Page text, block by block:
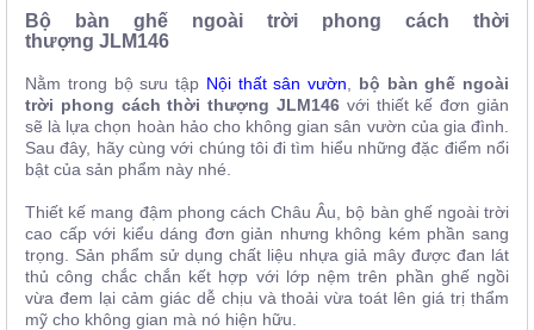
Hàng
Thất
Hàng
Bộ bàn ghế ngoài trời phong cách thời
thượng JLM146
Nằm trong bộ sưu tập Nội thất sân vườn
bộ bàn ghế ngoài
trời phong cách thời thượng JLM146 với thiết kế đơn giản
sẽ là lựa chọn hoàn hảo cho không gian sân vườn của gia đình.
Sau đây, hãy cùng với chúng tôi đi tìm hiểu những đặc điểm nổi
bật của sản phẩm này nhé.
Thiết kế mang đậm phong cách Châu Âu, bộ bàn ghế ngoài trời
cao cấp với kiểu dáng đơn giản nhưng không kém phần sang
trọng. Sản phẩm sử dụng chất liệu nhựa giả mây được đan lát
thủ công chắc chắn kết hợp với lớp nệm trên phần ghế ngồi
vừa đem lại cảm giác dễ chịu và thoải vừa toát lên giá trị thẩm
mỹ cho không gian mà nó hiện hữu.